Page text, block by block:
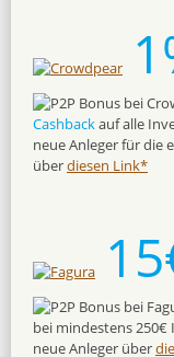
Cashbackauf alle
neue Anleger für die
überdiesen Link*
bei mindestens
neue Anleger über